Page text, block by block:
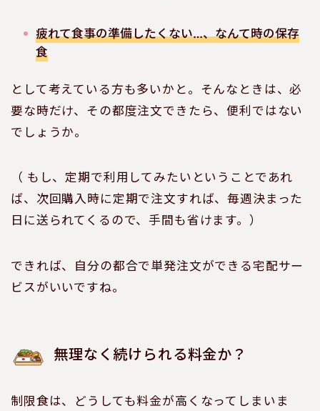
疲れて食事の準備したくない…、なんて時の保存
食
として考えている方も多いかと。そんなときは、必
要な時だけ、その都度注文できたら、便利ではない
でしょうか。
（ もし、定期で利用してみたいということであれ
ば、次回購入時に定期で注文すれば、毎週決まった
日に送られてくるので、手間も省けます。）
できれば、自分の都合で単発注文ができる宅配サー
ビスがいいですね。
無理なく続けられる料金か？
制限食は、どうしても料金が高くなってしまいま